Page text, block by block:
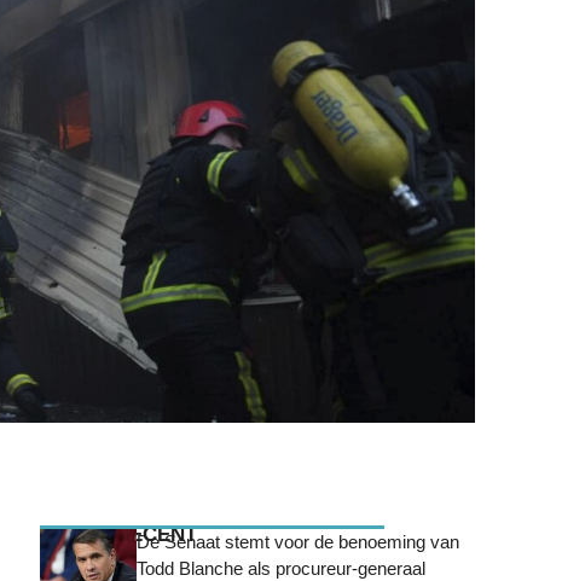
MEEST RECENTDe Senaat stemt voor de benoeming van
Todd Blanche als procureur-generaal